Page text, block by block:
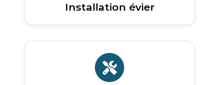
Installation évier